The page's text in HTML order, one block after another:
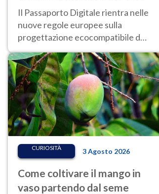
cosa cambia per i
consumatori, dalle batterie
all’abbigliamento
Il Passaporto Digitale rientra nelle
nuove regole europee sulla
progettazione ecocompatibile dei
prodotti sostenibili e diventerà
obbligatorio.
CURIOSITÀ 3 Agosto 2026
Come coltivare il mango in
vaso partendo dal seme